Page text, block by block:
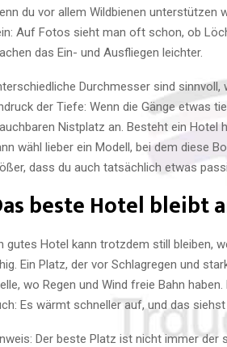
du vor allem Wildbienen unterstützen
Auf Fotos sieht man oft schon, ob
das Ein- und Ausfliegen leichter.
Durchmesser sind
der Tiefe: Wenn die Gänge etwas
Nistplatz an. Besteht ein Hotel
wähl lieber ein Modell, bei dem diese
dass du auch tatsächlich etwas
beste Hotel bleibt
gutes Hotel kann trotzdem still bleiben,
Ein Platz, der vor Schlagregen und
wo Regen und Wind freie Bahn
Es wärmt schneller auf, und das
Der beste Platz ist nicht immer